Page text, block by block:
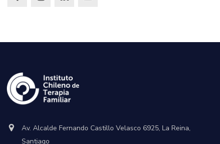
Av. Alcalde Fernando Castillo Velasco 6925, La Reina,
Santiago